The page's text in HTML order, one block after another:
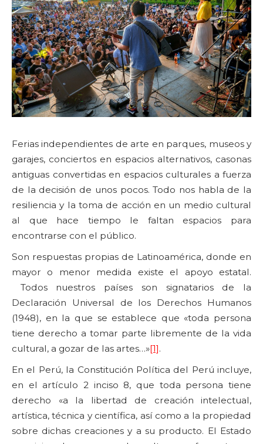
Ferias independientes de arte en parques, museos y
garajes, conciertos en espacios alternativos, casonas
antiguas convertidas en espacios culturales a fuerza
de la decisión de unos pocos. Todo nos habla de la
resiliencia y la toma de acción en un medio cultural
al que hace tiempo le faltan espacios para
encontrarse con el público.
Son respuestas propias de Latinoamérica, donde en
mayor o menor medida existe el apoyo estatal.
Todos nuestros países son signatarios de la
Declaración Universal de los Derechos Humanos
(1948), en la que se establece que «toda persona
tiene derecho a tomar parte libremente de la vida
cultural, a gozar de las artes…»[1].
En el Perú, la Constitución Política del Perú incluye,
en el artículo 2 inciso 8, que toda persona tiene
derecho «a la libertad de creación intelectual,
artística, técnica y científica, así como a la propiedad
sobre dichas creaciones y a su producto. El Estado